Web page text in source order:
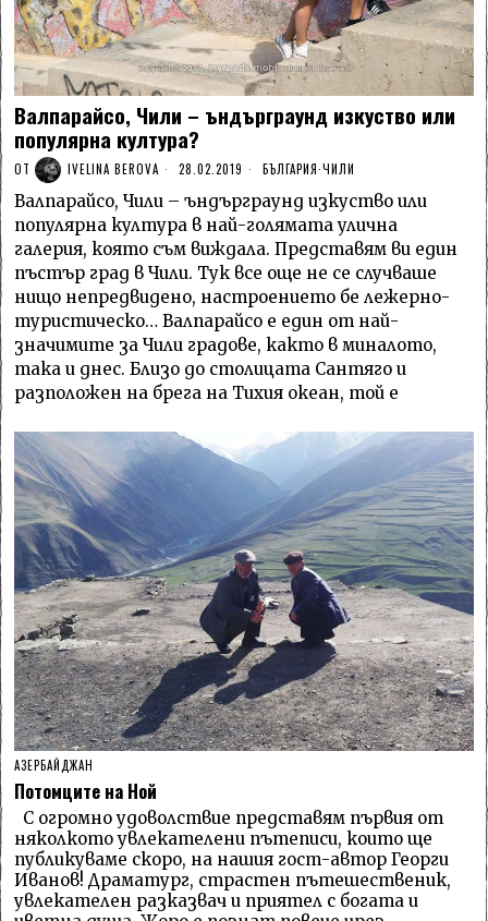
Валпарайсо, Чили – ъндърграунд изкуство или
популярна култура?
ОТ IVELINA BEROVA 28.02.2019 БЪЛГАРИЯ·ЧИЛИ
Валпарайсо, Чили – ъндърграунд изкуство или
популярна култура в най-голямата улична
галерия, която съм виждала. Представям ви един
пъстър град в Чили. Тук все още не се случваше
нищо непредвидено, настроението бе лежерно-
туристическо… Валпарайсо е един от най-
значимите за Чили градове, както в миналото,
така и днес. Близо до столицата Сантяго и
разположен на брега на Тихия океан, той е
АЗЕРБАЙДЖАН
Потомците на Ной
С огромно удоволствие представям първия от
няколкото увлекателени пътеписи, които ще
публикуваме скоро, на нашия гост-автор Георги
Иванов! Драматург, страстен пътешественик,
увлекателен разказвач и приятел с богата и